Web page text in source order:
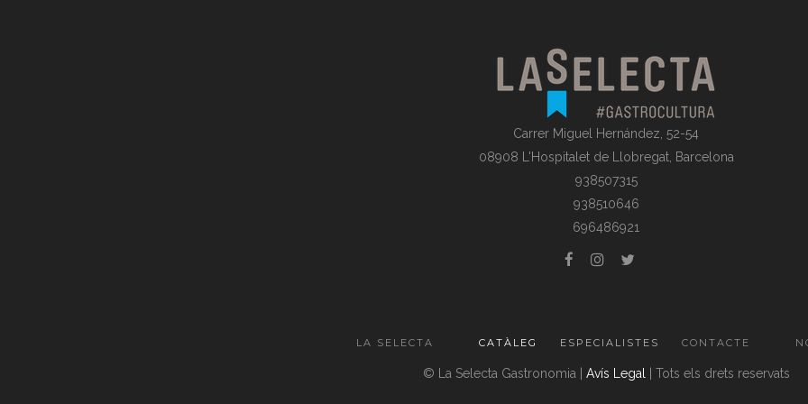
Carrer Miguel Hernández, 52-54
08908 L'Hospitalet de Llobregat, Barcelona
938507315
938510646
696486921
LA SELECTA CATÀLEG ESPECIALISTES CONTACTE
© La Selecta Gastronomia | Avís Legal | Tots els drets reservats